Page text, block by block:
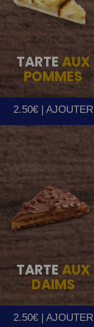
TARTEAUX
POMMES
2.50€ | AJOUTER
TARTEAUX
DAIMS
2.50€ | AJOUTER